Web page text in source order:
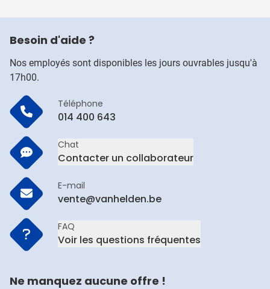
Besoin d'aide ?
Nos employés sont disponibles les jours ouvrables jusqu'à
17h00.
Téléphone
014 400 643
Chat
Contacter un collaborateur
E-mail
vente@vanhelden.be
FAQ
Voir les questions fréquentes
Ne manquez aucune offre !